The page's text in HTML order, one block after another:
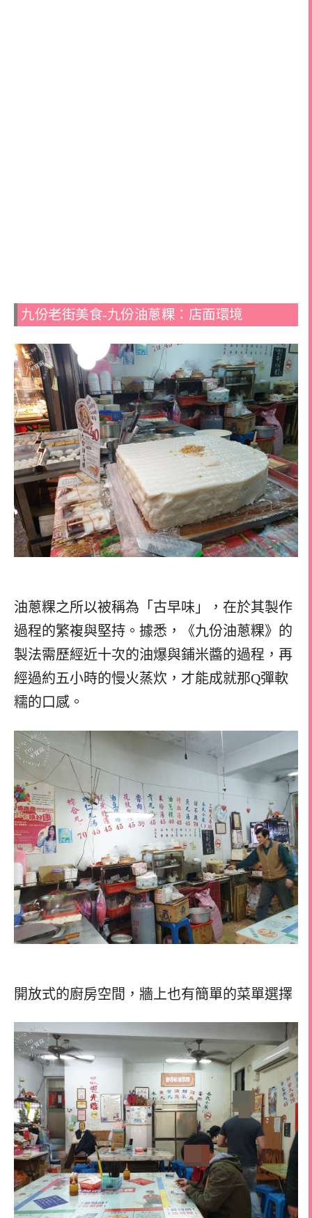
九份老街美食-九份油蔥粿：店面環境
油蔥粿之所以被稱為「古早味」，在於其製作
過程的繁複與堅持。據悉，《九份油蔥粿》的
製法需歷經近十次的油爆與鋪米醬的過程，再
經過約五小時的慢火蒸炊，才能成就那Q彈軟
糯的口感。
開放式的廚房空間，牆上也有簡單的菜單選擇